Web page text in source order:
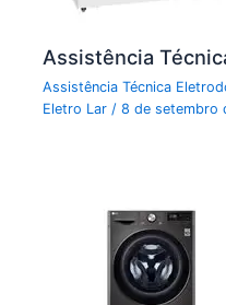
Assistência
Assistência Técnica
Eletro Lar/8 de setembro